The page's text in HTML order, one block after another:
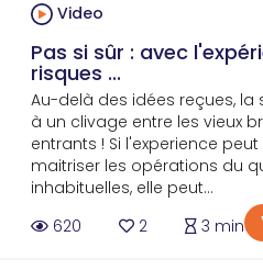
Video
Pas si sûr : avec
risques ...
Au-delà des idées reçues,
à un clivage entre les vieux
entrants ! Si l'experience
maitriser les opérations du
inhabituelles, elle peut...
620
2 3 min